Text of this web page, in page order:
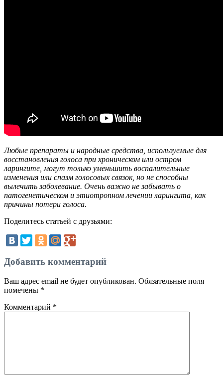
Любые препараты и народные средства, используемые для
восстановления голоса при хроническом или остром
ларингите, могут только уменьшить воспалительные
изменения или спазм голосовых связок, но не способны
вылечить заболевание. Очень важно не забывать о
патогенетическом и этиотропном лечении ларингита, как
причины потери голоса.
Поделитесь статьей с друзьями:
Добавить комментарий
Ваш адрес email не будет опубликован. Обязательные поля
помечены *
Комментарий *